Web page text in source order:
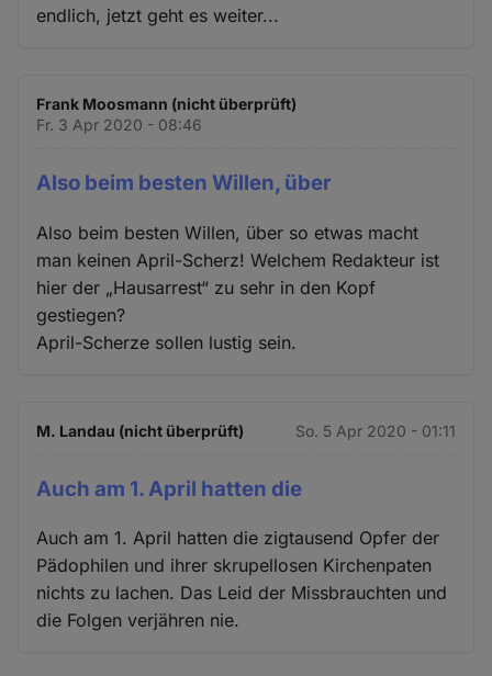
endlich, jetzt geht es weiter...
Frank Moosmann (nicht überprüft)
Fr. 3 Apr 2020 - 08:46
Also beim besten Willen, über
Also beim besten Willen, über so etwas macht
man keinen April-Scherz! Welchem Redakteur ist
hier der „Hausarrest“ zu sehr in den Kopf
gestiegen?
April-Scherze sollen lustig sein.
M. Landau (nicht überprüft) So. 5 Apr 2020 - 01:11
Auch am 1. April hatten die
Auch am 1. April hatten die zigtausend Opfer der
Pädophilen und ihrer skrupellosen Kirchenpaten
nichts zu lachen. Das Leid der Missbrauchten und
die Folgen verjähren nie.